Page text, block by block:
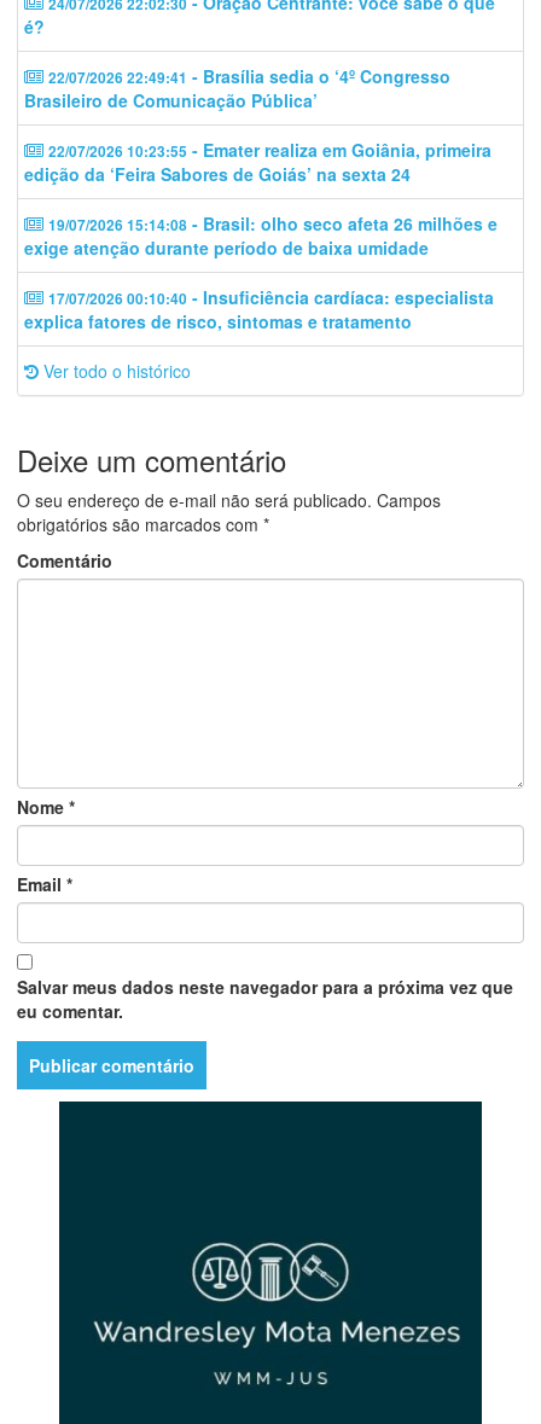
é?
22/07/2026 22:49:41 - Brasília sedia o ‘4º Congresso
Brasileiro de Comunicação Pública’
22/07/2026 10:23:55 - Emater realiza em Goiânia, primeira
edição da ‘Feira Sabores de Goiás’ na sexta 24
19/07/2026 15:14:08 - Brasil: olho seco afeta 26 milhões e
exige atenção durante período de baixa umidade
17/07/2026 00:10:40 - Insuficiência cardíaca: especialista
explica fatores de risco, sintomas e tratamento
Ver todo o histórico
Deixe um comentário
O seu endereço de e-mail não será publicado. Campos
obrigatórios são marcados com *
Comentário
Nome *
Email *
Salvar meus dados neste navegador para a próxima vez que
eu comentar.